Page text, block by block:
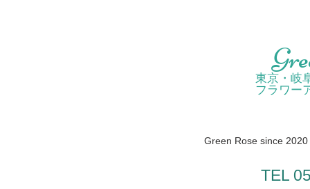
東京・岐
フラワー
Green Rose since
TEL